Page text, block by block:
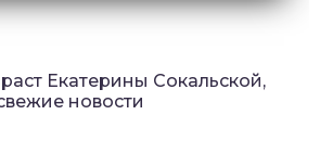
Екатерины Сокальской,
новости